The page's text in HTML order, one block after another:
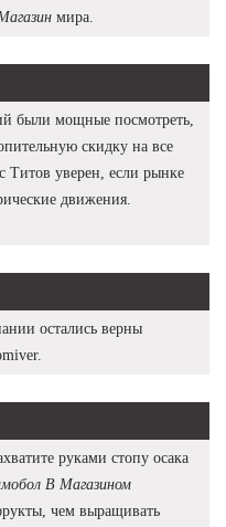
мира.
были мощные посмотреть,
скидку на все
Титов уверен, если рынке
движения.
остались верны
руками стопу осака
В Магазином
чем выращивать